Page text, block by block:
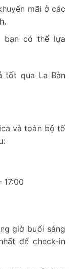
mãi ở các
bạn có thể lựa
tốt qua La Bàn
và toàn bộ tổ
17:00
giờ buổi sáng
để check-in